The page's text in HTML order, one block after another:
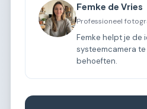
Femke de Vries
Professioneel
Femke helpt je de
systeemcamera
behoeften.